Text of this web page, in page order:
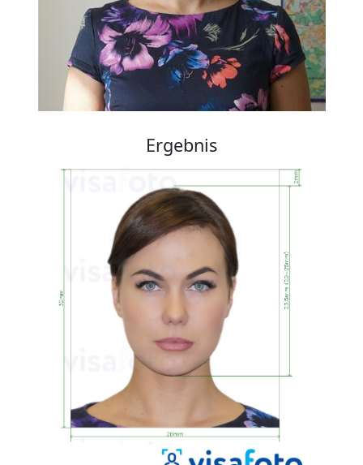
Ergebnis